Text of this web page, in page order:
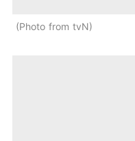
Photo from tvN